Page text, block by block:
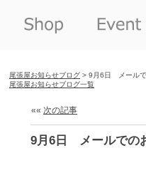
尾張屋お知らせブログ > 9月6日 メール
尾張屋お知らせブログ一覧
«« 次の記事
9月6日 メールでの